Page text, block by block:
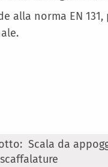
alla norma EN 131,
Scala da